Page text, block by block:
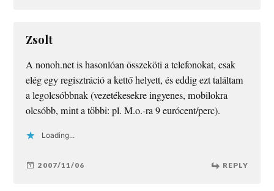
Zsolt
A nonoh.net is hasonlóan összeköti a telefonokat, csak
elég egy regisztráció a kettő helyett, és eddig ezt találtam
a legolcsóbbnak (vezetékesekre ingyenes, mobilokra
olcsóbb, mint a többi: pl. M.o.-ra 9 eurócent/perc).
Loading...
2007/11/06 REPLY